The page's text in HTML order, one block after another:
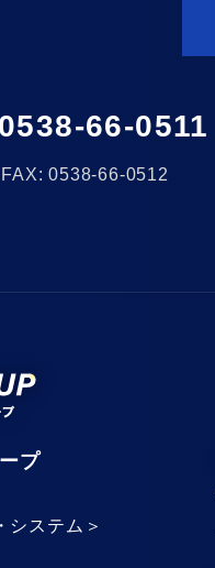
0538-66-0511
FAX: 0538-66-0512
プ
ステム＞